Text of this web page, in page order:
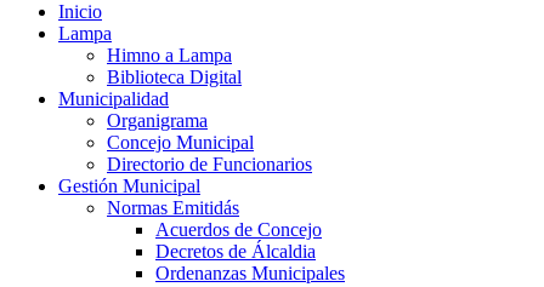
Inicio
Lampa
Himno a Lampa
Biblioteca Digital
Municipalidad
Organigrama
Concejo Municipal
Directorio de Funcionarios
Gestión Municipal
Normas Emitidás
Acuerdos de Concejo
Decretos de Álcaldia
Ordenanzas Municipales